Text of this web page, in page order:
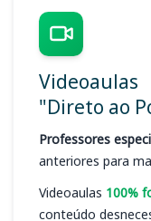
Videoaulas
"Direto ao
Professores
anteriores para
Videoaulas 100%
conteúdo